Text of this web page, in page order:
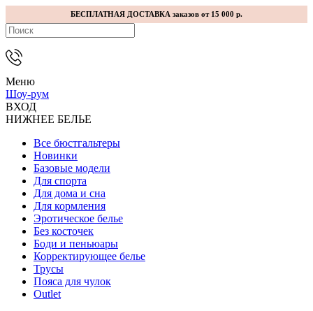
БЕСПЛАТНАЯ ДОСТАВКА заказов от 15 000 р.
Меню
Шоу-рум
ВХОД
НИЖНЕЕ БЕЛЬЕ
Все бюстгальтеры
Новинки
Базовые модели
Для спорта
Для дома и сна
Для кормления
Эротическое белье
Без косточек
Боди и пеньюары
Корректирующее белье
Трусы
Пояса для чулок
Outlet